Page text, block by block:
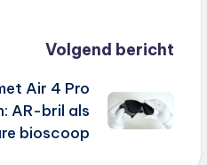
Volgend bericht
Air 4 Pro
AR-bril als
bioscoop